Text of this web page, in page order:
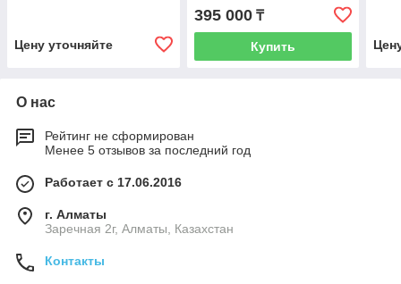
Цену уточняйте
395 000₸
Купить
О нас
Рейтинг не сформирован
Менее 5 отзывов за последний год
Работает с 17.06.2016
г. Алматы
Заречная 2г, Алматы, Казахстан
Контакты